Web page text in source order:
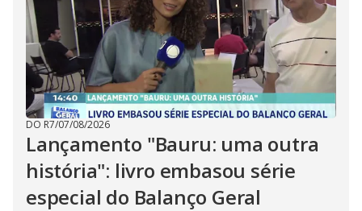
DO R7/07/08/2026
Lançamento "Bauru: uma outra
história": livro embasou série
especial do Balanço Geral